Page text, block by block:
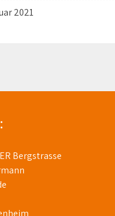
2021
Bergstrasse